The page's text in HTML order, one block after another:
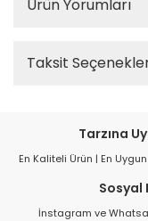
Ürün Yorumları
Taksit
Tarzına
En Kaliteli Ürün | En
Sosyal
İnstagram ve